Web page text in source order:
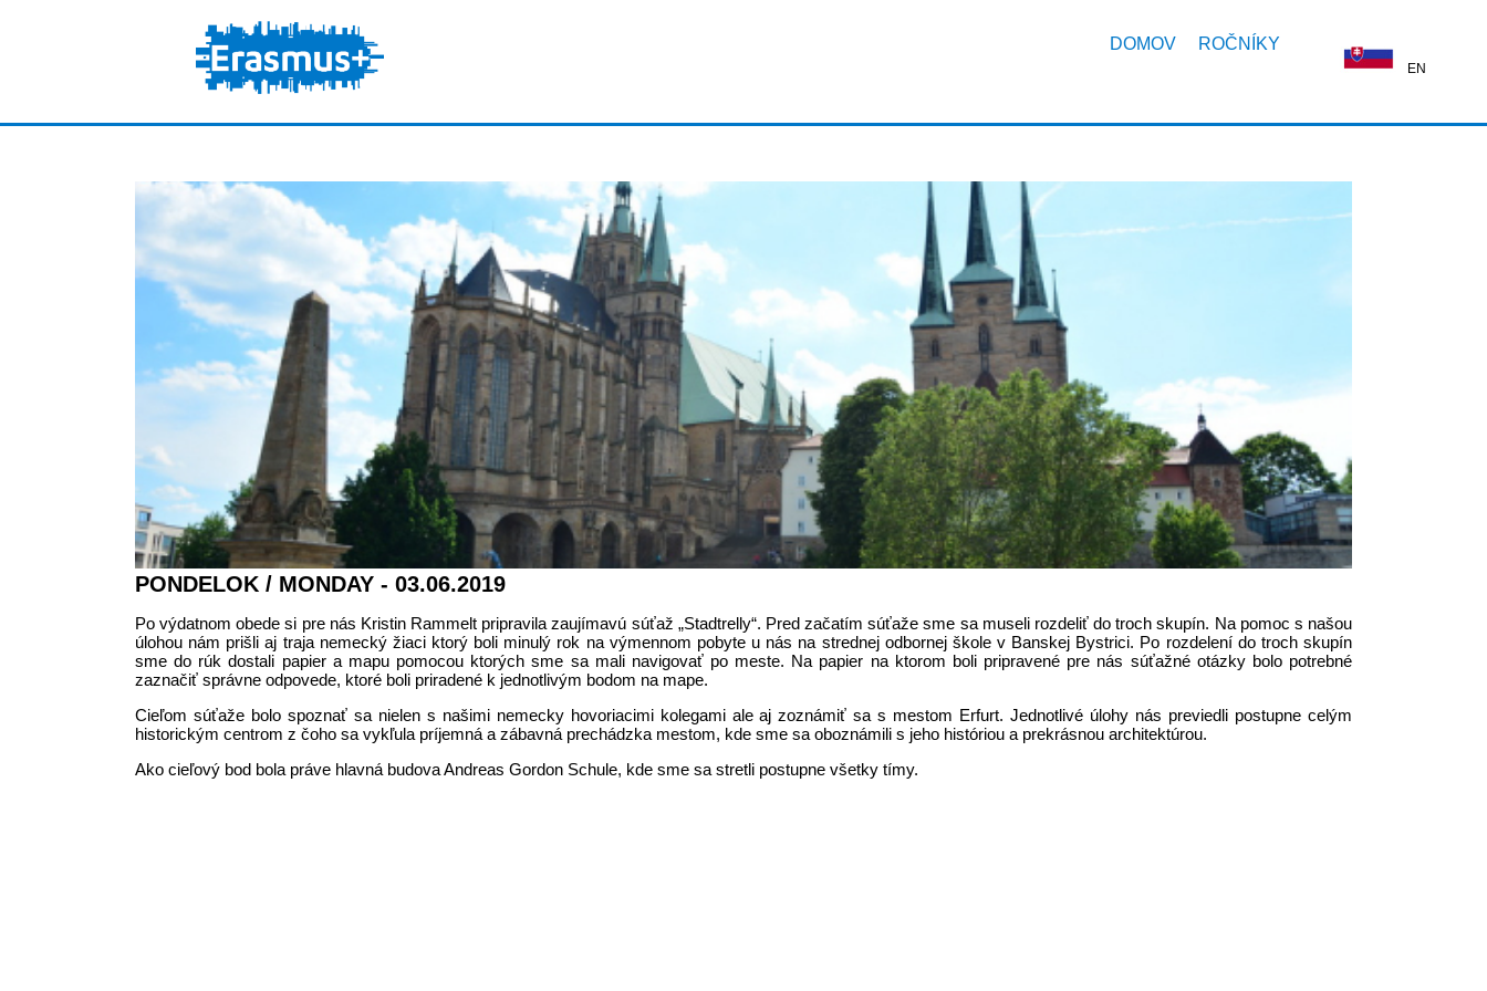
DOMOV ROČNÍKY
EN
PONDELOK / MONDAY - 03.06.2019
Po výdatnom obede si pre nás Kristin Rammelt pripravila zaujímavú súťaž „Stadtrelly“. Pred začatím súťaže sme sa museli rozdeliť do troch skupín. Na pomoc s našou
úlohou nám prišli aj traja nemecký žiaci ktorý boli minulý rok na výmennom pobyte u nás na strednej odbornej škole v Banskej Bystrici. Po rozdelení do troch skupín
sme do rúk dostali papier a mapu pomocou ktorých sme sa mali navigovať po meste. Na papier na ktorom boli pripravené pre nás súťažné otázky bolo potrebné
zaznačiť správne odpovede, ktoré boli priradené k jednotlivým bodom na mape.
Cieľom súťaže bolo spoznať sa nielen s našimi nemecky hovoriacimi kolegami ale aj zoznámiť sa s mestom Erfurt. Jednotlivé úlohy nás previedli postupne celým
historickým centrom z čoho sa vykľula príjemná a zábavná prechádzka mestom, kde sme sa oboznámili s jeho históriou a prekrásnou architektúrou.
Ako cieľový bod bola práve hlavná budova Andreas Gordon Schule, kde sme sa stretli postupne všetky tímy.